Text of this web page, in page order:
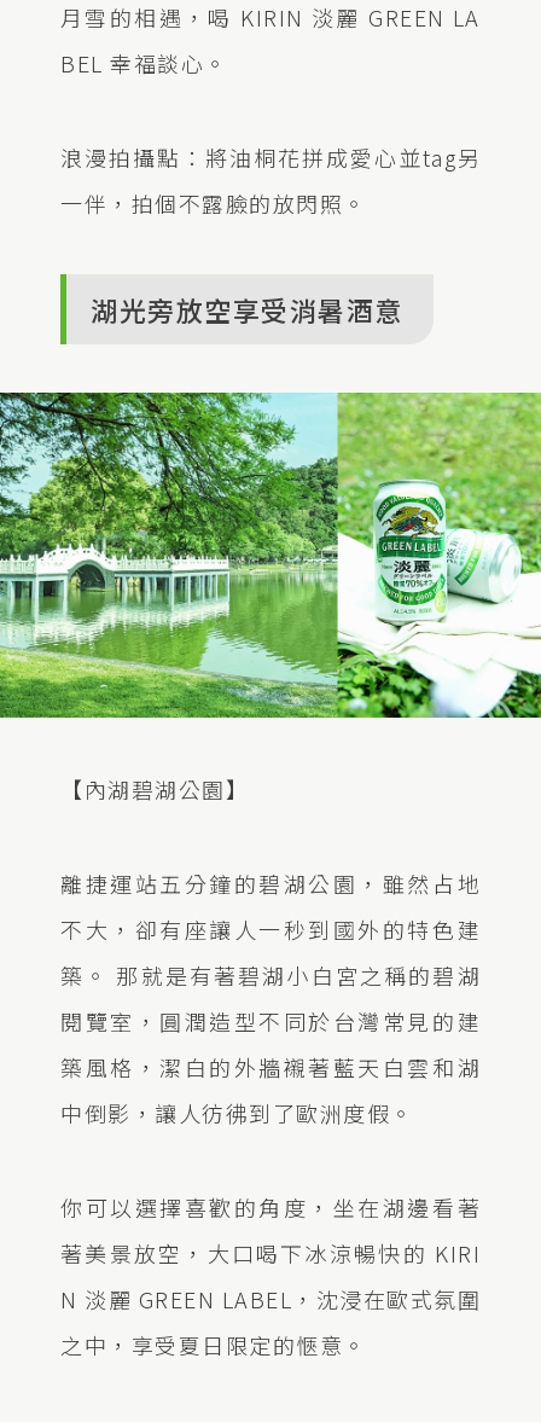
月雪的相遇，喝 KIRIN 淡麗 GREEN LA
BEL 幸福談心。
浪漫拍攝點：將油桐花拼成愛心並tag另
一伴，拍個不露臉的放閃照。
湖光旁放空享受消暑酒意
【內湖碧湖公園】
離捷運站五分鐘的碧湖公園，雖然占地
不大，卻有座讓人一秒到國外的特色建
築。 那就是有著碧湖小白宮之稱的碧湖
閱覽室，圓潤造型不同於台灣常見的建
築風格，潔白的外牆襯著藍天白雲和湖
中倒影，讓人彷彿到了歐洲度假。
你可以選擇喜歡的角度，坐在湖邊看著
著美景放空，大口喝下冰涼暢快的 KIRI
N 淡麗 GREEN LABEL，沈浸在歐式氛圍
之中，享受夏日限定的愜意。